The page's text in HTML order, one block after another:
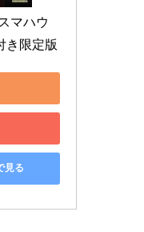
マハウ
き限定版
見る